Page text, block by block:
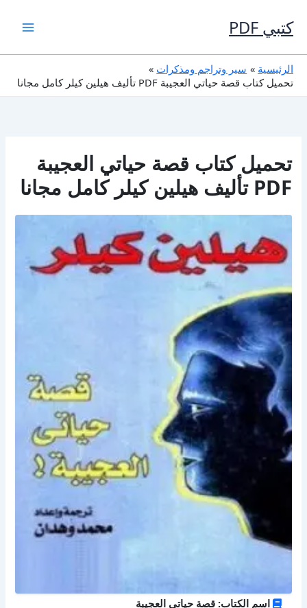
إلى
المحتوى
كتبي PDF
الرئيسية
سير وتراجم ومذكرات
تحميل كتاب قصة حياتي العجيبة PDF تأليف هيلين كيلر كامل مجانا
تحميل كتاب قصة حياتي العجيبة
PDF تأليف هيلين كيلر كامل مجانا
اسم الكتاب: قصة حياتي العجيبة